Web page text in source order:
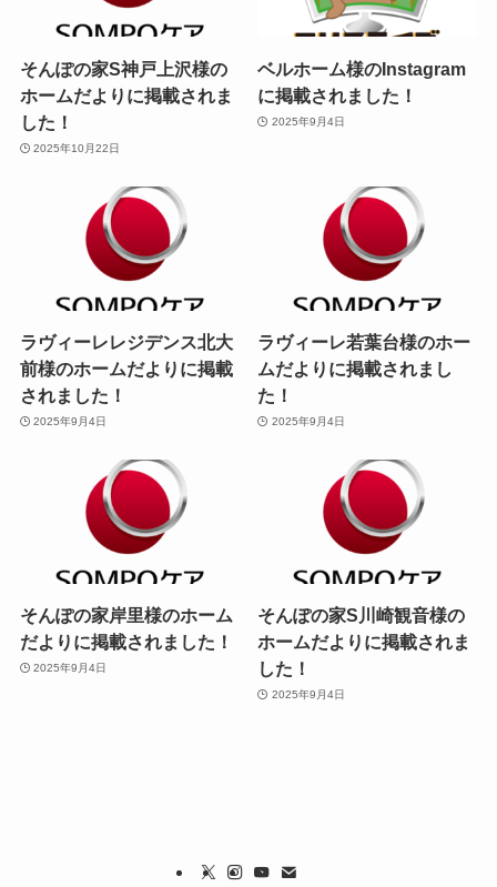
そんぽの家S神戸上沢様の
ホームだよりに掲載されま
した！
2025年10月22日
ベルホーム様のInstagram
に掲載されました！
2025年9月4日
ラヴィーレレジデンス北大
前様のホームだよりに掲載
されました！
2025年9月4日
ラヴィーレ若葉台様のホー
ムだよりに掲載されまし
た！
2025年9月4日
そんぽの家岸里様のホーム
だよりに掲載されました！
2025年9月4日
そんぽの家S川崎観音様の
ホームだよりに掲載されま
した！
2025年9月4日